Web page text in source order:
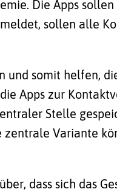
Die Apps
sollen alle
und somit helfen,
Apps zur
Stelle
zentrale Variante
dass sich das